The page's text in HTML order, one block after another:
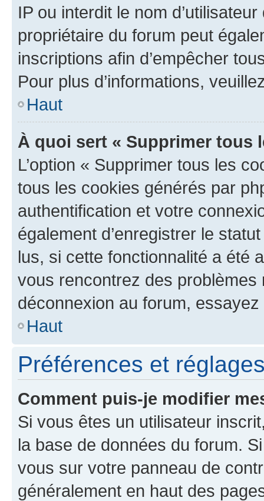
IP ou interdit le nom
propriétaire du forum peut
inscriptions afin d’empêcher
Pour plus d’informations,
Haut
À quoi sert « Supprimer tous
L’option « Supprimer tous les
tous les cookies générés par
authentification et votre
également d’enregistrer le
lus, si cette fonctionnalité a été
vous rencontrez des
déconnexion au forum,
Haut
Préférences et
Comment puis-je modifier
Si vous êtes un utilisateur
la base de données du forum.
vous sur votre panneau de
généralement en haut des